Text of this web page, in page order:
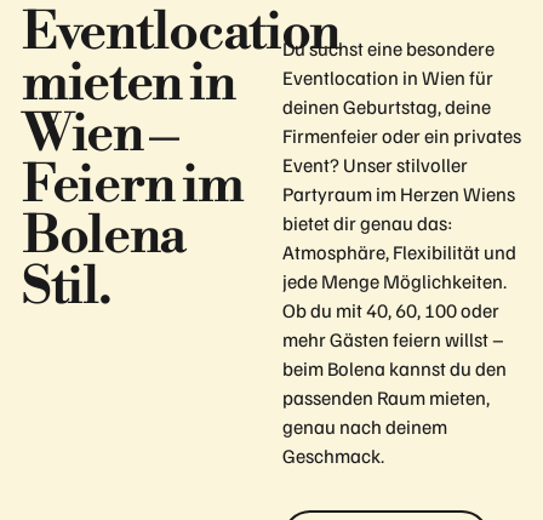
Eventlocation
mieten in
Wien –
Feiern im
Bolena
Stil.
Du suchst eine besondere
Eventlocation in Wien für
deinen Geburtstag, deine
Firmenfeier oder ein privates
Event? Unser stilvoller
Partyraum im Herzen Wiens
bietet dir genau das:
Atmosphäre, Flexibilität und
jede Menge Möglichkeiten.
Ob du mit 40, 60, 100 oder
mehr Gästen feiern willst –
beim Bolena kannst du den
passenden Raum mieten,
genau nach deinem
Geschmack.